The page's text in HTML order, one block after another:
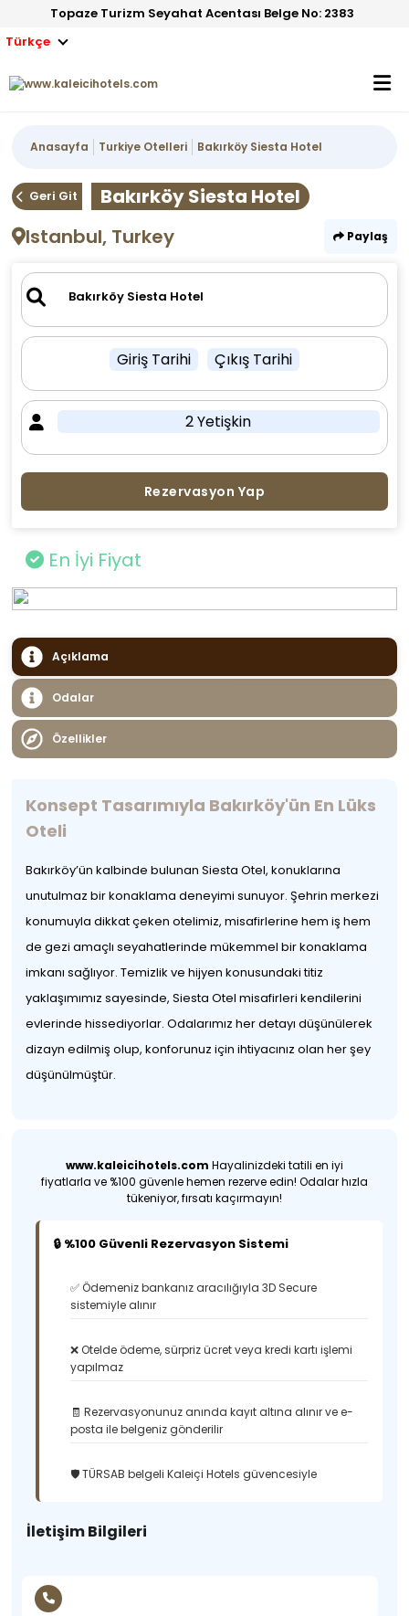
Topaze Turizm Seyahat Acentası Belge No: 2383
Türkçe
Anasayfa Turkiye Otelleri Bakırköy Siesta Hotel
Geri Git
Bakırköy Siesta Hotel
Istanbul, Turkey
Paylaş
Giriş Tarihi Çıkış Tarihi
2 Yetişkin
Rezervasyon Yap
En İyi Fiyat
Açıklama
Odalar
Özellikler
Konsept Tasarımıyla Bakırköy'ün En Lüks
Oteli
Bakırköy’ün kalbinde bulunan Siesta Otel, konuklarına
unutulmaz bir konaklama deneyimi sunuyor. Şehrin merkezi
konumuyla dikkat çeken otelimiz, misafirlerine hem iş hem
de gezi amaçlı seyahatlerinde mükemmel bir konaklama
imkanı sağlıyor. Temizlik ve hijyen konusundaki titiz
yaklaşımımız sayesinde, Siesta Otel misafirleri kendilerini
evlerinde hissediyorlar. Odalarımız her detayı düşünülerek
dizayn edilmiş olup, konforunuz için ihtiyacınız olan her şey
düşünülmüştür.
www.kaleicihotels.com Hayalinizdeki tatili en iyi
fiyatlarla ve %100 güvenle hemen rezerve edin! Odalar hızla
tükeniyor, fırsatı kaçırmayın!
🔒 %100 Güvenli Rezervasyon Sistemi
✅ Ödemeniz bankanız aracılığıyla 3D Secure
sistemiyle alınır
❌ Otelde ödeme, sürpriz ücret veya kredi kartı işlemi
yapılmaz
🧾 Rezervasyonunuz anında kayıt altına alınır ve e-
posta ile belgeniz gönderilir
🛡️ TÜRSAB belgeli Kaleiçi Hotels güvencesiyle
İletişim Bilgileri